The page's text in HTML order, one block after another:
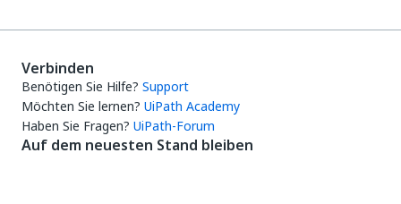
Verbinden
Benötigen Sie Hilfe? Support
Möchten Sie lernen? UiPath Academy
Haben Sie Fragen? UiPath-Forum
Auf dem neuesten Stand bleiben